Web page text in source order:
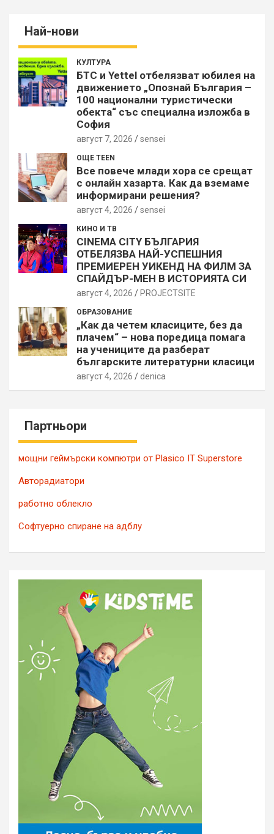
Най-нови
КУЛТУРА
БТС и Yettel отбелязват юбилея на
движението „Опознай България –
100 национални туристически
обекта“ със специална изложба в
София
август 7, 2026 sensei
ОЩЕ TEEN
Все повече млади хора се срещат
с онлайн хазарта. Как да вземаме
информирани решения?
август 4, 2026 sensei
КИНО И ТВ
CINEMA CITY БЪЛГАРИЯ
ОТБЕЛЯЗВА НАЙ-УСПЕШНИЯ
ПРЕМИЕРЕН УИКЕНД НА ФИЛМ ЗА
СПАЙДЪР-МЕН В ИСТОРИЯТА СИ
август 4, 2026 PROJECTSITЕ
ОБРАЗОВАНИЕ
„Как да четем класиците, без да
плачем“ – нова поредица помага
на учениците да разберат
българските литературни класици
август 4, 2026 denica
Партньори
мощни геймърски компютри от Plasico IT Superstore
Авторадиатори
работно облекло
Софтуерно спиране на адблу